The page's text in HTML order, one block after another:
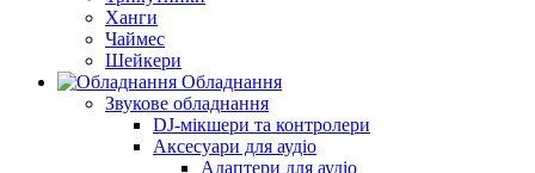
Ханги
Чаймес
Шейкери
Обладнання
Звукове обладнання
DJ-мікшери та контролери
Аксесуари для аудіо
Адаптери для аудіо